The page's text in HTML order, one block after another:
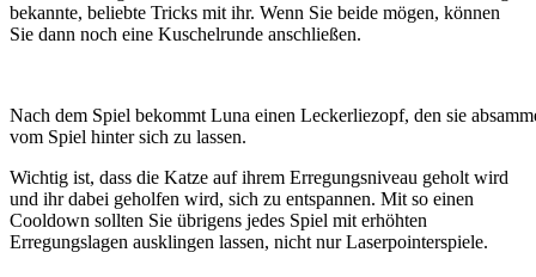
bekannte, beliebte Tricks mit ihr. Wenn Sie beide mögen, können
Sie dann noch eine Kuschelrunde anschließen.
Nach dem Spiel bekommt Luna einen Leckerliezopf, den sie
vom Spiel hinter sich zu lassen.
Wichtig ist, dass die Katze auf ihrem Erregungsniveau geholt wird
und ihr dabei geholfen wird, sich zu entspannen. Mit so einen
Cooldown sollten Sie übrigens jedes Spiel mit erhöhten
Erregungslagen ausklingen lassen, nicht nur Laserpointerspiele.